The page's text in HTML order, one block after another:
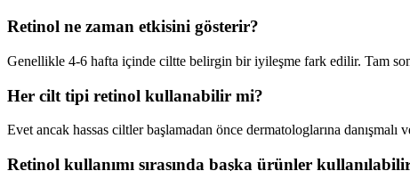
Retinol ne zaman etkisini gösterir?
Genellikle 4-6 hafta içinde ciltte belirgin bir iyileşme fark edilir. Tam
Her cilt tipi retinol kullanabilir mi?
Evet ancak hassas ciltler başlamadan önce dermatologlarına danışmalı
Retinol kullanımı sırasında başka ürünler